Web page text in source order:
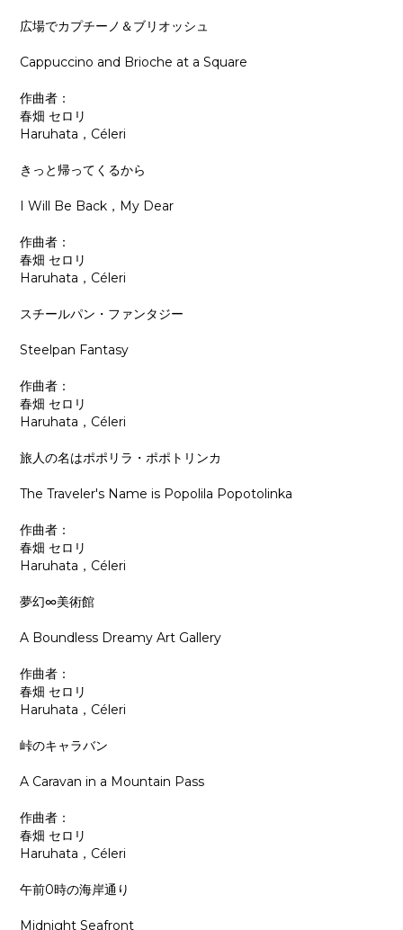
広場でカプチーノ＆ブリオッシュ
Cappuccino and Brioche at a Square
作曲者：
春畑 セロリ
Haruhata，Céleri
きっと帰ってくるから
I Will Be Back，My Dear
作曲者：
春畑 セロリ
Haruhata，Céleri
スチールパン・ファンタジー
Steelpan Fantasy
作曲者：
春畑 セロリ
Haruhata，Céleri
旅人の名はポポリラ・ポポトリンカ
The Traveler's Name is Popolila Popotolinka
作曲者：
春畑 セロリ
Haruhata，Céleri
夢幻∞美術館
A Boundless Dreamy Art Gallery
作曲者：
春畑 セロリ
Haruhata，Céleri
峠のキャラバン
A Caravan in a Mountain Pass
作曲者：
春畑 セロリ
Haruhata，Céleri
午前0時の海岸通り
Midnight Seafront